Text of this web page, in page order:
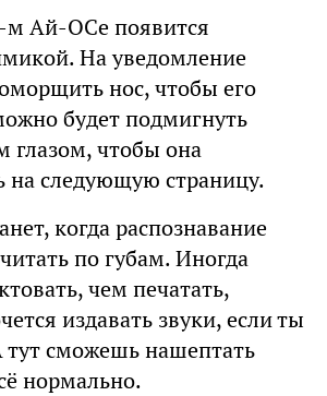
м Ай-ОСе появится
На уведомление
нос, чтобы его
будет подмигнуть
глазом, чтобы она
на следующую страницу.
когда распознавание
по губам. Иногда
чем печатать,
издавать звуки, если ты
тут сможешь нашептать
нормально.